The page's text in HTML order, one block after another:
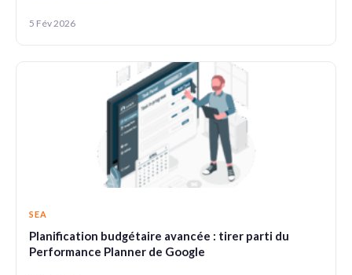
5 Fév 2026
SEA
Planification budgétaire avancée : tirer parti du
Performance Planner de Google